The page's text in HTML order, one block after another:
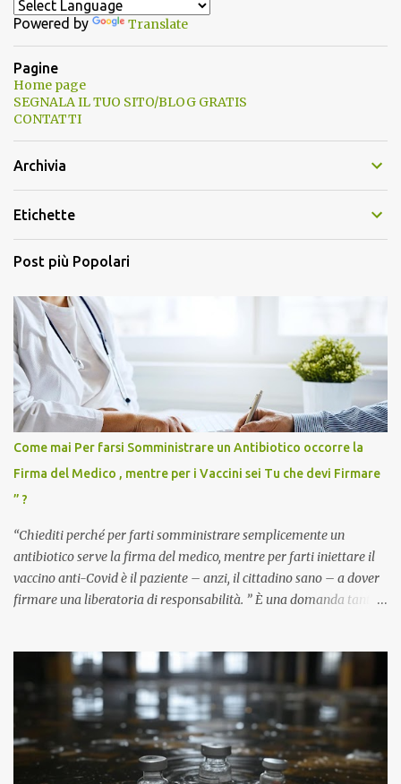
Powered by Translate
Pagine
Home page
SEGNALA IL TUO SITO/BLOG GRATIS
CONTATTI
Archivia
Etichette
Post più Popolari
Come mai Per farsi Somministrare un Antibiotico occorre la
Firma del Medico , mentre per i Vaccini sei Tu che devi Firmare
” ?
“Chiediti perché per farti somministrare semplicemente un
antibiotico serve la firma del medico, mentre per farti iniettare il
vaccino anti-Covid è il paziente – anzi, il cittadino sano – a dover
firmare una liberatoria di responsabilità. ” È una domanda tanto
pandemia. Un interrogativo che dovrebbe scuotere chiunque abbia
ancora il coraggio di pensare con la propria testa. Per il vaccino
anti-Covid, un pro-farmaco, con autorizzazione condizionata,
sviluppato in tempi record, con tecnologie mai utilizzate prima su
larga scala, ancora oggetto di studio e di discussione
internazionale serve solo una firma. La tua. Lo si somministra